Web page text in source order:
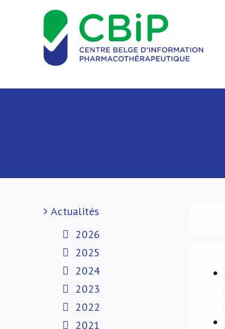
Actualités
2026
2025
2024
2023
2022
2021